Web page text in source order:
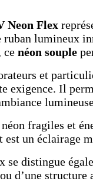
Neon Flex
ruban lumineux
ce néon souple
et
exigence. Il
fragiles et
un éclairage
se distingue
d’une